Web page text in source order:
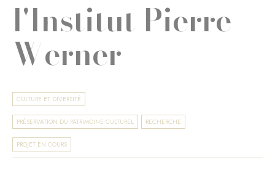
l'Institut Pierre
Werner
CULTURE ET DIVERSITÉ
PRÉSERVATION DU PATRIMOINE CULTUREL RECHERCHE
PROJET EN COURS